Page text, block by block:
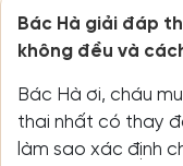
Bác Hà giải đáp
không đều và
Bác Hà ơi, cháu
thai nhất có thay
làm sao xác định